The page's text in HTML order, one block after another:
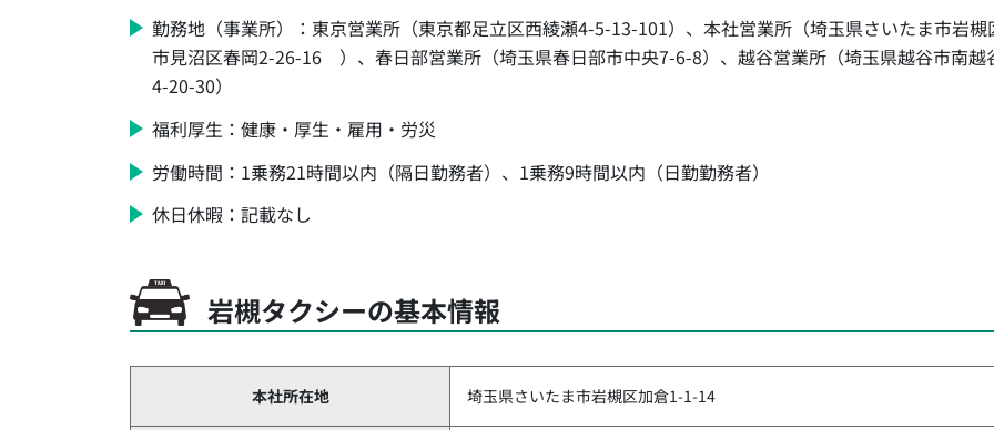
勤務地（事業所）：東京営業所（東京都足立区西綾瀬4-5-13-101）、本社営業所（埼玉県さいたま市岩
市見沼区春岡2-26-16 ）、春日部営業所（埼玉県春日部市中央7-6-8）、越谷営業所（埼玉県越谷市南
4-20-30）
福利厚生：健康・厚生・雇用・労災
労働時間：1乗務21時間以内（隔日勤務者）、1乗務9時間以内（日勤勤務者）
休日休暇：記載なし
岩槻タクシーの基本情報
本社所在地 埼玉県さいたま市岩槻区加倉1-1-14